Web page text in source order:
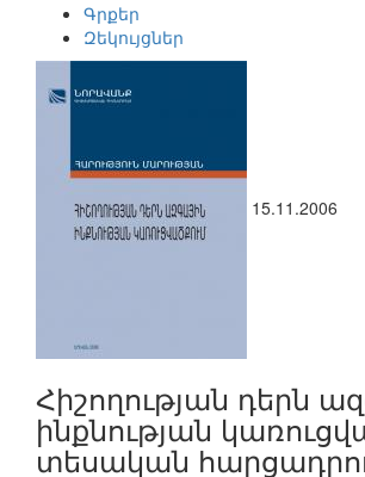
Գրքեր
Զեկույցներ
15.11.2006
Հիշողության դերն
ինքնության
տեսական